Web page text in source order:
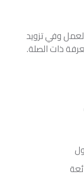
وفي تزويد
ذات الصلة.